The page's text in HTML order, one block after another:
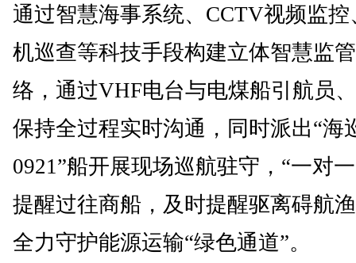
通过智慧海事系统、CCTV视频监控
机巡查等科技手段构建立体智慧监
络，通过VHF电台与电煤船引航员
保持全过程实时沟通，同时派出“海
0921”船开展现场巡航驻守，“一对
提醒过往商船，及时提醒驱离碍航
全力守护能源运输“绿色通道”。